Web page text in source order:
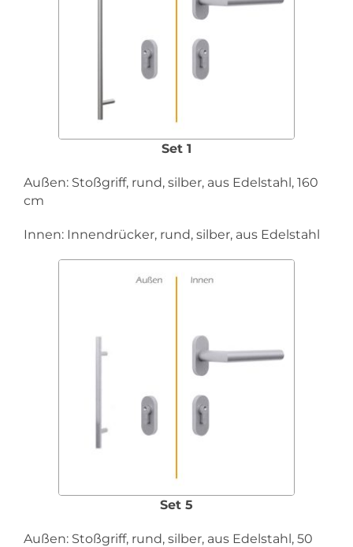
Set 1
Außen: Stoßgriff, rund, silber, aus Edelstahl, 160
cm
Innen: Innendrücker, rund, silber, aus Edelstahl
Set 5
Außen: Stoßgriff, rund, silber, aus Edelstahl, 50